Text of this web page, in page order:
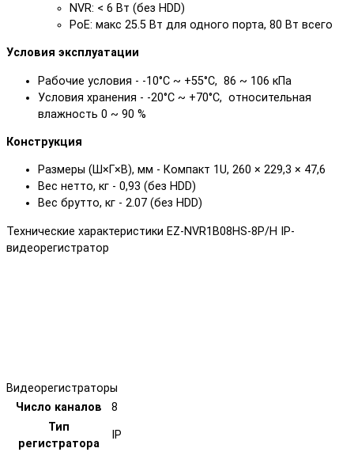
NVR: < 6 Вт (без HDD)
PoE: макс 25.5 Вт для одного порта, 80 Вт всего
Условия эксплуатации
Рабочие условия - -10°C ~ +55°C, 86 ~ 106 кПа
Условия хранения - -20°C ~ +70°C, относительная
влажность 0 ~ 90 %
Конструкция
Размеры (Ш×Г×В), мм - Компакт 1U, 260 × 229,3 × 47,6
Вес нетто, кг - 0,93 (без HDD)
Вес брутто, кг - 2.07 (без HDD)
Технические характеристики EZ-NVR1B08HS-8P/H IP-
видеорегистратор
Видеорегистраторы
Число каналов
8
Тип
регистратора
IP